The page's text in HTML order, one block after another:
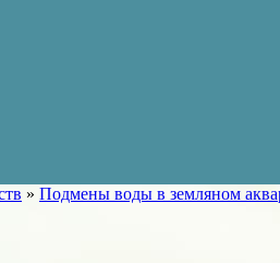
» Подмены воды в земляном